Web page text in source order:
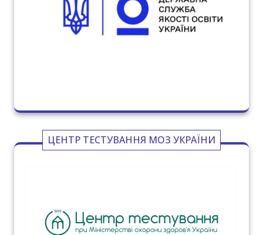
ЦЕНТР ТЕСТУВАННЯ МОЗ УКРАЇНИ